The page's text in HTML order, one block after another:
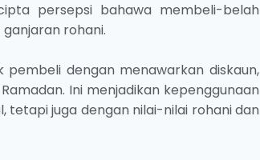
persepsi bahawa membeli-belah
rohani.
pembeli dengan menawarkan diskaun,
Ini menjadikan kepenggunaan
tetapi juga dengan nilai-nilai rohani dan